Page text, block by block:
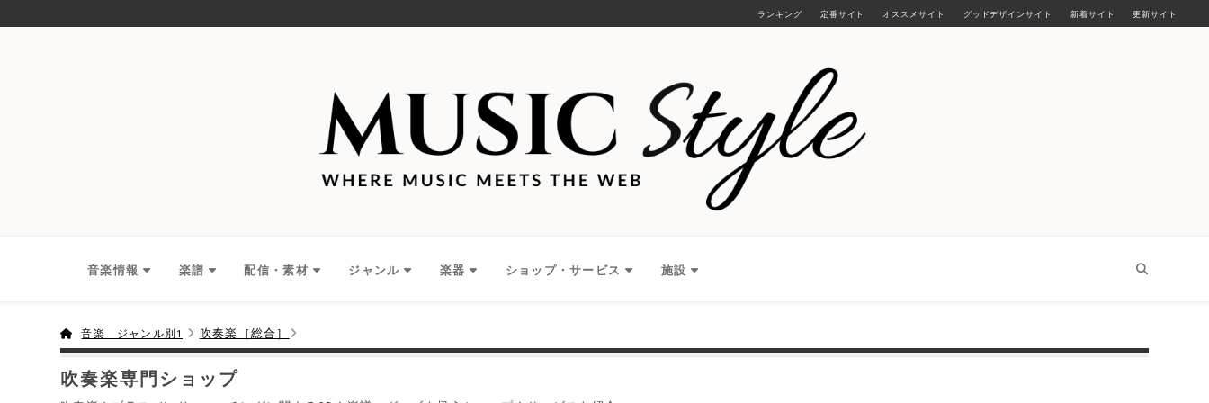
更新サイト
新着サイト
グッドデザインサイト
オススメサイト
定番サイト
ランキング
音楽情報 楽譜 配信・素材 ジャンル 楽器 ショップ・サービス 施設
音楽 ジャンル別1 吹奏楽［総合］
吹奏楽専門ショップ